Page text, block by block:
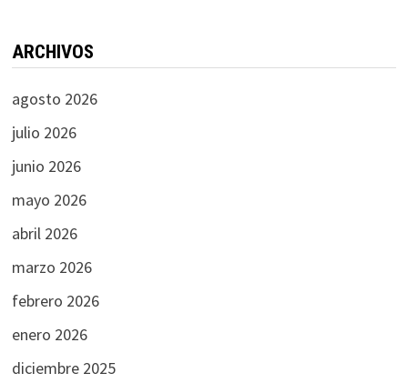
ARCHIVOS
agosto 2026
julio 2026
junio 2026
mayo 2026
abril 2026
marzo 2026
febrero 2026
enero 2026
diciembre 2025